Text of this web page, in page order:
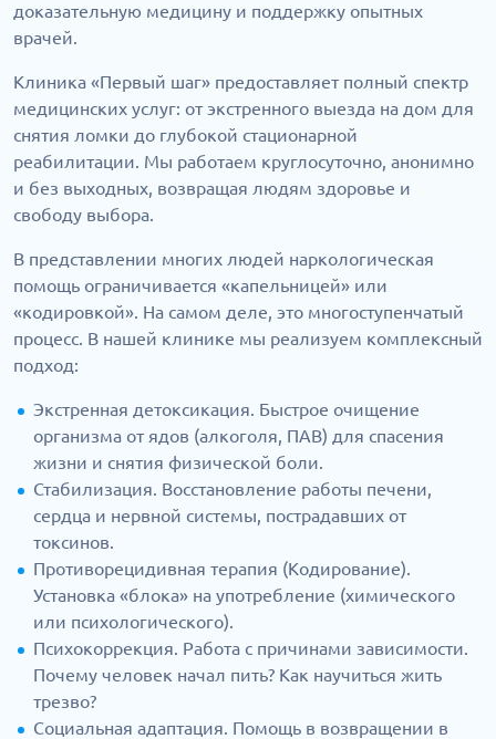
доказательную медицину и поддержку опытных
врачей.
Клиника «Первый шаг» предоставляет полный спектр
медицинских услуг: от экстренного выезда на дом для
снятия ломки до глубокой стационарной
реабилитации. Мы работаем круглосуточно, анонимно
и без выходных, возвращая людям здоровье и
свободу выбора.
В представлении многих людей наркологическая
помощь ограничивается «капельницей» или
«кодировкой». На самом деле, это многоступенчатый
процесс. В нашей клинике мы реализуем комплексный
подход:
Экстренная детоксикация. Быстрое очищение
организма от ядов (алкоголя, ПАВ) для спасения
жизни и снятия физической боли.
Стабилизация. Восстановление работы печени,
сердца и нервной системы, пострадавших от
токсинов.
Противорецидивная терапия (Кодирование).
Установка «блока» на употребление (химического
или психологического).
Психокоррекция. Работа с причинами зависимости.
Почему человек начал пить? Как научиться жить
трезво?
Социальная адаптация. Помощь в возвращении в